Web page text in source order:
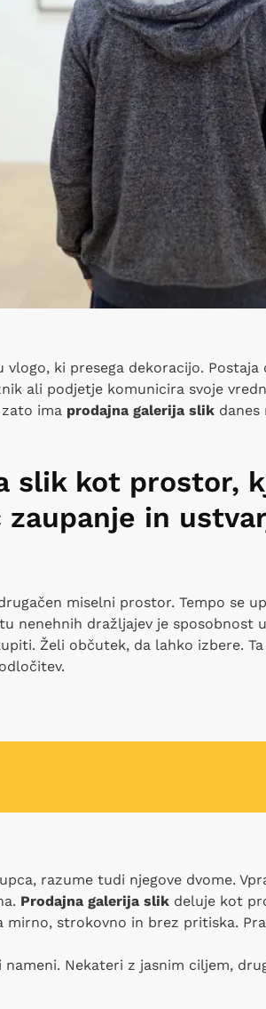
vlogo, ki presega dekoracijo.
ali podjetje komunicira svoje
ima prodajna galerija slik danes
slik kot prostor,
in
miselni prostor. Tempo se
nenehnih dražljajev je
Želi občutek, da lahko izbere.
razume tudi njegove dvome.
Prodajna galerija slik deluje kot
mirno, strokovno in brez pritiska.
Nekateri z jasnim ciljem,